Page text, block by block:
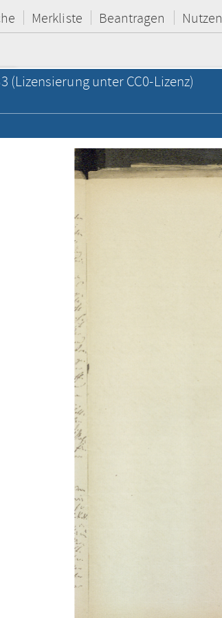
Merkliste Beantragen Nutzen
(Lizensierung unter CC0-Lizenz)